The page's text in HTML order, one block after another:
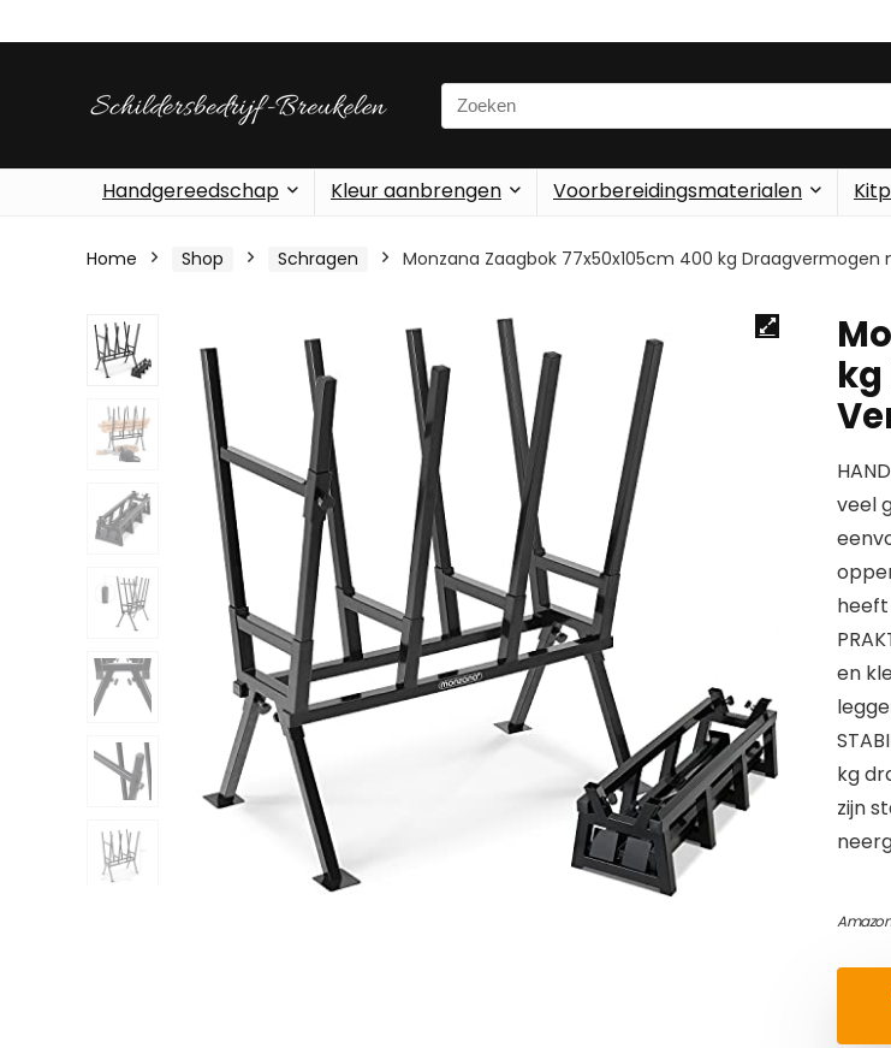
Search
for:
Handgereedschap Kleur aanbrengen Voorbereidingsmaterialen
Home Shop Schragen Monzana Zaagbok 77x50x105cm 400 kg
veel
en
kg
zijn